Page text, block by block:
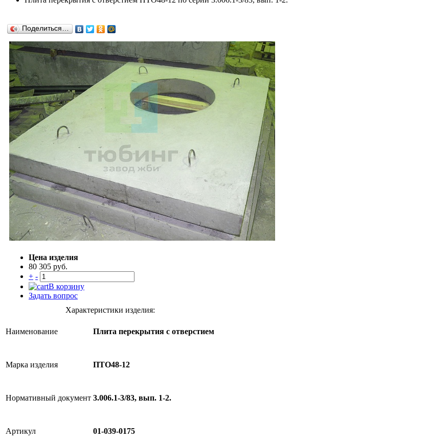
Поделиться…
Цена изделия
80 305 руб.
+ -
В корзину
Задать вопрос
Характеристики изделия:
Наименование Плита перекрытия с отверстием
Марка изделия ПТО48-12
Нормативный документ 3.006.1-3/83, вып. 1-2.
Артикул 01-039-0175